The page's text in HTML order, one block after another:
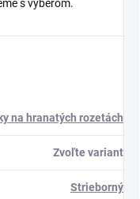
s výberom.
na hranatých rozetách
Zvoľte variant
Strieborný